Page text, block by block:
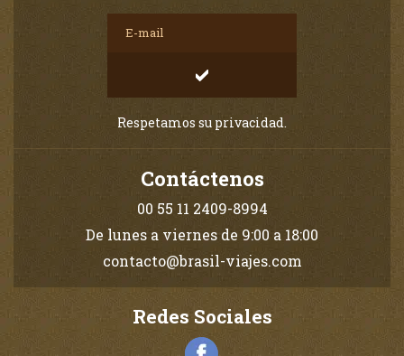
Respetamos su privacidad.
Contáctenos
00 55 11 2409-8994
De lunes a viernes de 9:00 a 18:00
contacto@brasil-viajes.com
Redes Sociales